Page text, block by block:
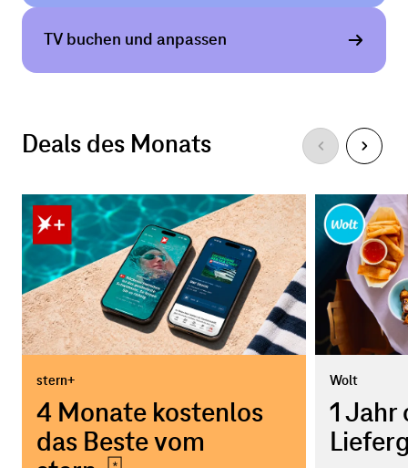
TV buchen und anpassen
Deals des Monats
stern+
4 Monate kostenlos
das Beste vom
Wolt
1 Jahr